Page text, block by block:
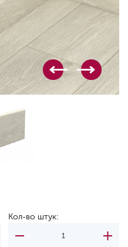
Кол-во штук: